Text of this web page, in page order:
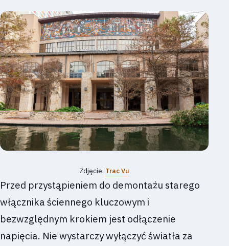
Zdjęcie: Trac Vu
Przed przystąpieniem do demontażu starego
włącznika ściennego kluczowym i
bezwzględnym krokiem jest odłączenie
napięcia. Nie wystarczy wyłączyć światła za